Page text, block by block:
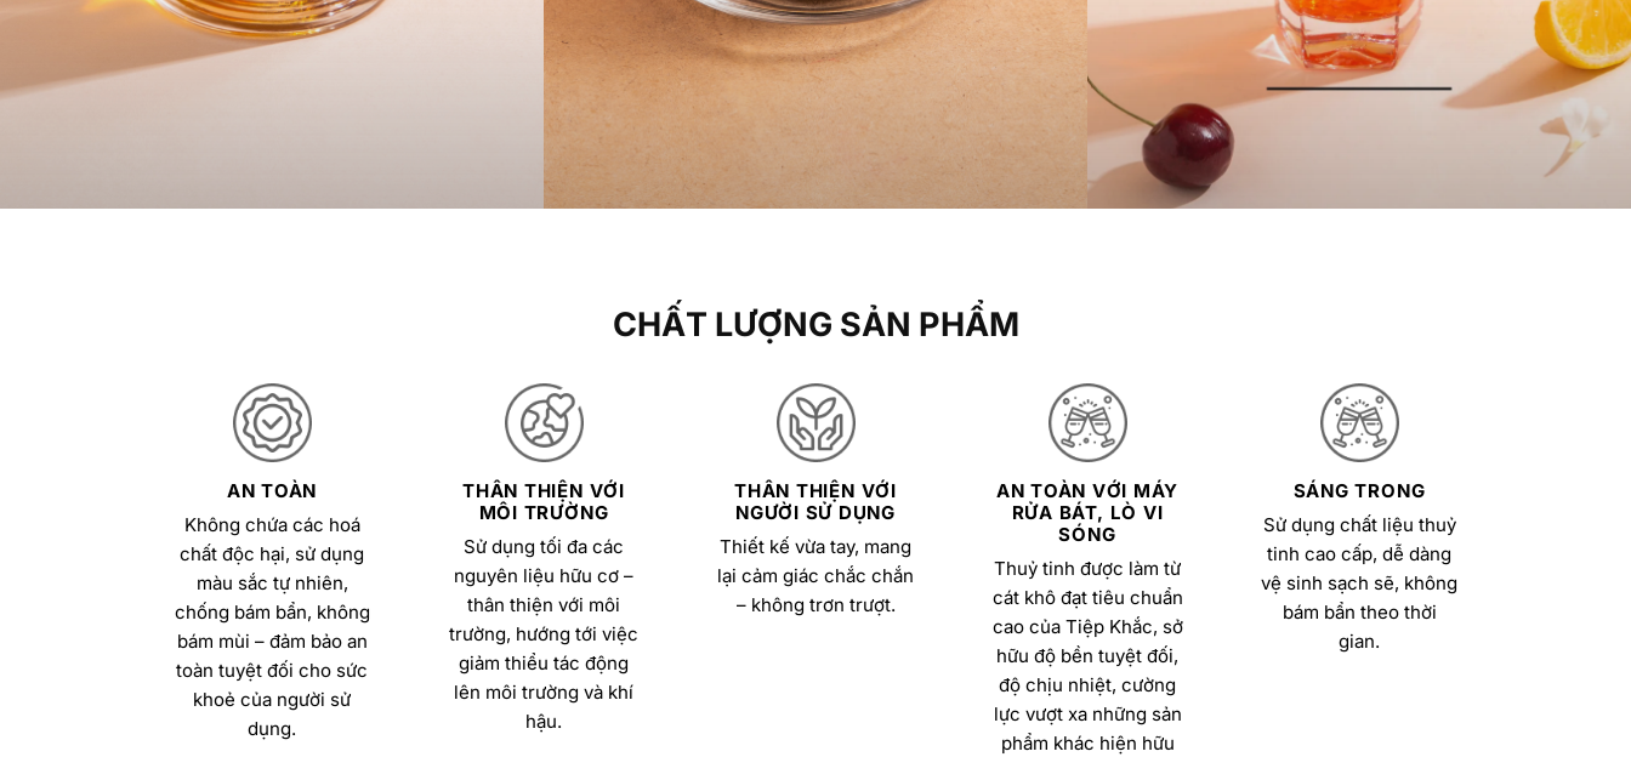
CHẤT LƯỢNG SẢN PHẨM
AN TOÀN
Không chứa các hoá
chất độc hại, sử dụng
màu sắc tự nhiên,
chống bám bẩn, không
bám mùi – đảm bảo an
toàn tuyệt đối cho sức
khoẻ của người sử
dụng.
THÂN THIỆN VỚI
MÔI TRƯỜNG
Sử dụng tối đa các
nguyên liệu hữu cơ –
thân thiện với môi
trường, hướng tới việc
giảm thiểu tác động
lên môi trường và khí
hậu.
THÂN THIỆN VỚI
NGƯỜI SỬ DỤNG
Thiết kế vừa tay, mang
lại cảm giác chắc chắn
– không trơn trượt.
AN TOÀN VỚI MÁY
RỬA BÁT, LÒ VI
SÓNG
Thuỷ tinh được làm từ
cát khô đạt tiêu chuẩn
cao của Tiệp Khắc, sở
hữu độ bền tuyệt đối,
độ chịu nhiệt, cường
lực vượt xa những sản
phẩm khác hiện hữu
SÁNG TRONG
Sử dụng chất liệu thuỷ
tinh cao cấp, dễ dàng
vệ sinh sạch sẽ, không
bám bẩn theo thời
gian.